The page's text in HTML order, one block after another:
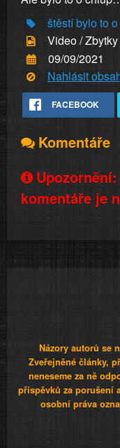
štěstíbylo to
Video / Zbytky
09/09/2021
Nahlásit
FACEBOOK
Komentáře
komentáře je
Názory autorů se
Zveřejněné články,
neneseme za ně
příspěvků za porušení
osobní práva